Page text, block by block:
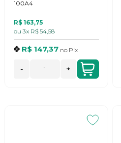
100A4
R$ 163,75
ou 3x R$ 54,58
R$ 147,37 no Pix
- +